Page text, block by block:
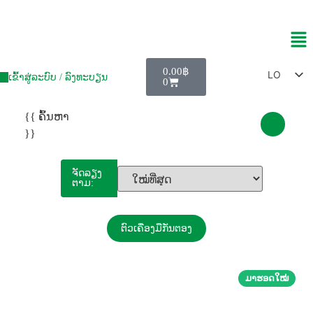
ເຂົ້າສູ່ລະບົບ / ລົງທະບຽນ
0.00฿
0
LO
{{ ຄົ້ນຫາ
}}
ຈັດລຽງ
ຕາມ:
ຕົວເຄື່ອງມືກັ່ນຕອງ
ມາຮອດໃໝ່